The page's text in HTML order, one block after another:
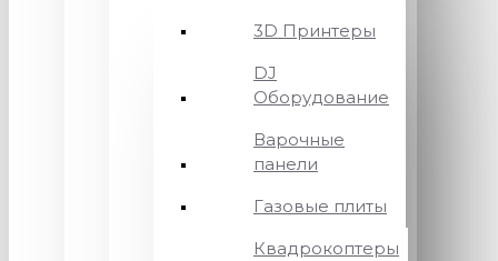
3D Принтеры
DJ
Оборудование
Варочные
панели
Газовые плиты
Квадрокоптеры